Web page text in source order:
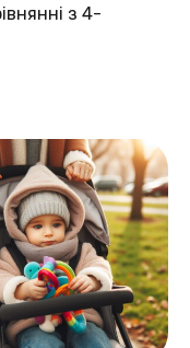
з 4-